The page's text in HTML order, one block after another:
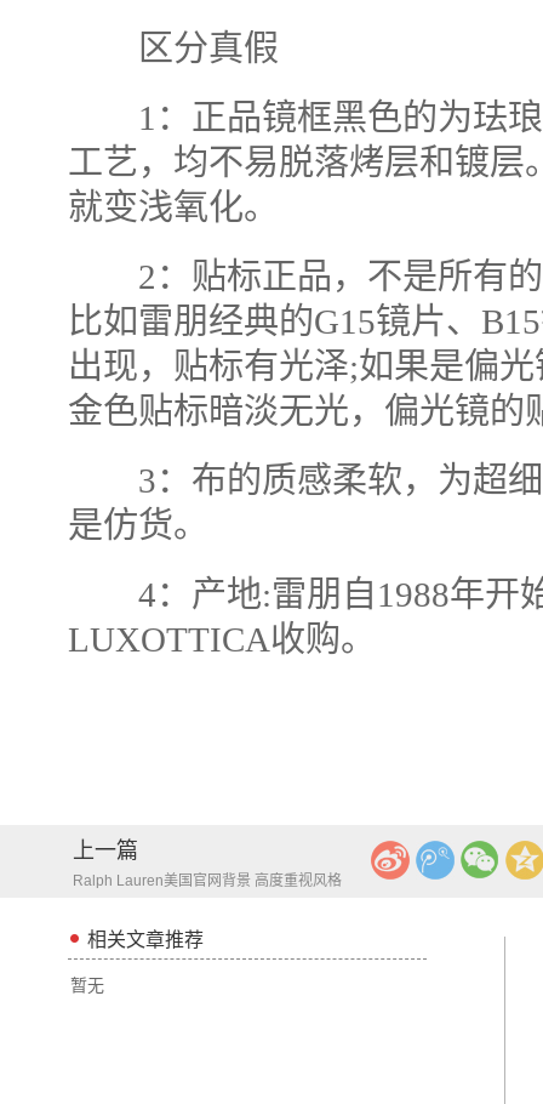
区分真假
1：正品镜框黑色的为珐琅
工艺，均不易脱落烤层和镀层
就变浅氧化。
2：贴标正品，不是所有的
比如雷朋经典的G15镜片、
出现，贴标有光泽;如果是偏
金色贴标暗淡无光，偏光镜的
3：布的质感柔软，为超细
是仿货。
4：产地:雷朋自1988年开
LUXOTTICA收购。
上一篇
Ralph Lauren美国官网背景 高度重视风格
相关文章推荐
暂无